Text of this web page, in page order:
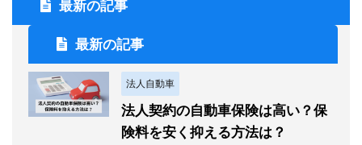
最新の記事
最新の記事
法人自動車
法人契約の自動車保険は高い？保
険料を安く抑える方法は？